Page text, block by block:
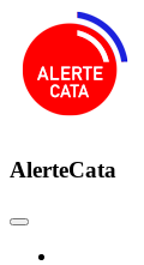
AlerteCata